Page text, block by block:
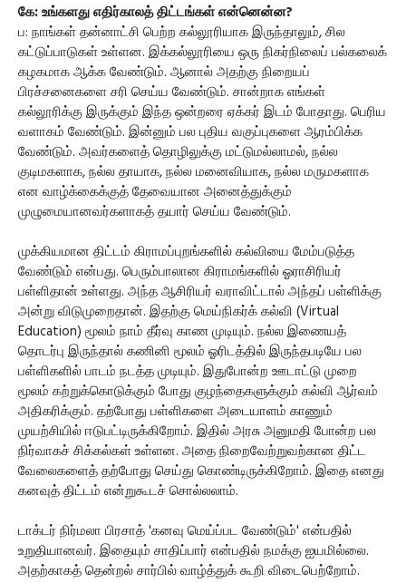
கே: உங்களது எதிர்காலத் திட்டங்கள் என்னென்ன?
ப: நாங்கள் தன்னாட்சி பெற்ற கல்லூரியாக இருந்தாலும், சில
கட்டுப்பாடுகள் உள்ளன. இக்கல்லூரியை ஒரு நிகர்நிலைப் பல்கலைக்
கழகமாக ஆக்க வேண்டும். ஆனால் அதற்கு நிறையப்
பிரச்சனைகளை சரி செய்ய வேண்டும். சான்றாக எங்கள்
கல்லூரிக்கு இருக்கும் இந்த ஒன்றரை ஏக்கர் இடம் போதாது. பெரிய
வளாகம் வேண்டும். இன்னும் பல புதிய வகுப்புகளை ஆரம்பிக்க
வேண்டும். அவர்களைத் தொழிலுக்கு மட்டுமல்லாமல், நல்ல
குடிமகளாக, நல்ல தாயாக, நல்ல மனைவியாக, நல்ல மருமகளாக
என வாழ்க்கைக்குத் தேவையான அனைத்துக்கும்
முழுமையானவர்களாகத் தயார் செய்ய வேண்டும்.
முக்கியமான திட்டம் கிராமப்புறங்களில் கல்வியை மேம்படுத்த
வேண்டும் என்பது. பெரும்பாலான கிராமங்களில் ஓராசிரியர்
பள்ளிதான் உள்ளது. அந்த ஆசிரியர் வராவிட்டால் அந்தப் பள்ளிக்கு
அன்று விடுமுறைதான். இதற்கு மெய்நிகர்க் கல்வி (Virtual
Education) மூலம் நாம் தீர்வு காண முடியும். நல்ல இணையத்
தொடர்பு இருந்தால் கணினி மூலம் ஓரிடத்தில் இருந்தபடியே பல
பள்ளிகளில் பாடம் நடத்த முடியும். இதுபோன்ற ஊடாட்டு முறை
மூலம் கற்றுக்கொடுக்கும் போது குழந்தைகளுக்கும் கல்வி ஆர்வம்
அதிகரிக்கும். தற்போது பள்ளிகளை அடையாளம் காணும்
முயற்சியில் ஈடுபட்டிருக்கிறோம். இதில் அரசு அனுமதி போன்ற பல
நிர்வாகச் சிக்கல்கள் உள்ளன. அதை நிறைவேற்றுவற்கான திட்ட
வேலைகளைத் தற்போது செய்து கொண்டிருக்கிறோம். இதை எனது
கனவுத் திட்டம் என்றுகூடச் சொல்லலாம்.
டாக்டர் நிர்மலா பிரசாத் 'கனவு மெய்ப்பட வேண்டும்' என்பதில்
உறுதியானவர். இதையும் சாதிப்பார் என்பதில் நமக்கு ஐயமில்லை.
அதற்காகத் தென்றல் சார்பில் வாழ்த்துக் கூறி விடைபெற்றோம்.